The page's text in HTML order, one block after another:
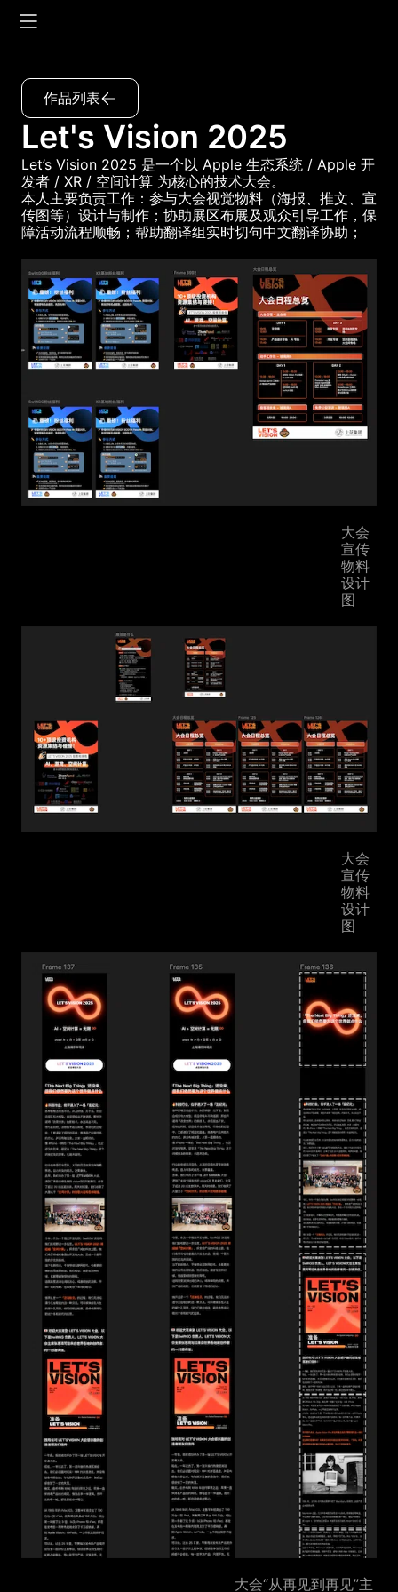
作品列表
Let's Vision 2025
Let’s Vision 2025 是一个以 Apple 生态系统 / Apple 开
发者 / XR / 空间计算 为核心的技术大会。
本人主要负责工作：参与大会视觉物料（海报、推文、宣
传图等）设计与制作；协助展区布展及观众引导工作，保
障活动流程顺畅；帮助翻译组实时切句中文翻译协助；
大会
宣传
物料
设计
图
大会
宣传
物料
设计
图
大会“从再见到再见”主